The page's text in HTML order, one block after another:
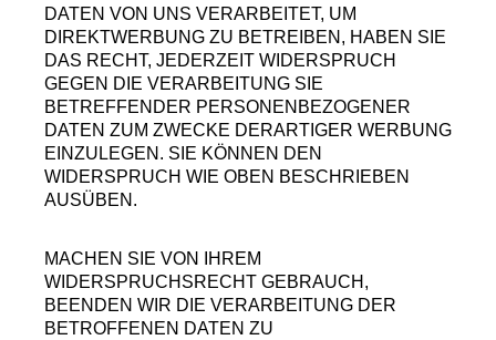
DATEN VON UNS VERARBEITET, UM
DIREKTWERBUNG ZU BETREIBEN, HABEN SIE
DAS RECHT, JEDERZEIT WIDERSPRUCH
GEGEN DIE VERARBEITUNG SIE
BETREFFENDER PERSONENBEZOGENER
DATEN ZUM ZWECKE DERARTIGER WERBUNG
EINZULEGEN. SIE KÖNNEN DEN
WIDERSPRUCH WIE OBEN BESCHRIEBEN
AUSÜBEN.
MACHEN SIE VON IHREM
WIDERSPRUCHSRECHT GEBRAUCH,
BEENDEN WIR DIE VERARBEITUNG DER
BETROFFENEN DATEN ZU